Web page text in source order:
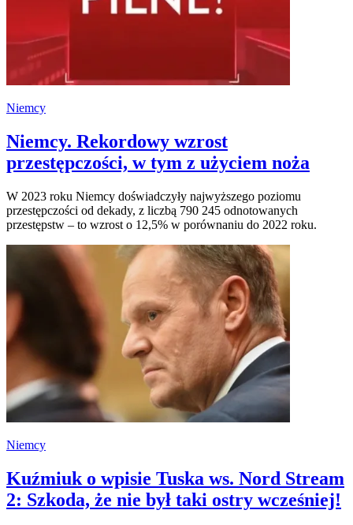
Niemcy
Niemcy. Rekordowy wzrost
przestępczości, w tym z użyciem noża
W 2023 roku Niemcy doświadczyły najwyższego poziomu
przestępczości od dekady, z liczbą 790 245 odnotowanych
przestępstw – to wzrost o 12,5% w porównaniu do 2022 roku.
Niemcy
Kuźmiuk o wpisie Tuska ws. Nord Stream
2: Szkoda, że nie był taki ostry wcześniej!